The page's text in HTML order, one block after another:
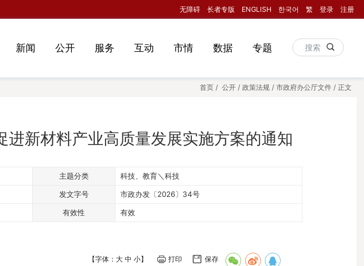
无障碍 长者专版 ENGLISH 한국어 繁 登录 注册
新闻 公开 服务 互动 市情 数据 专题 搜索
首页 / 公开 / 政策法规 / 市政府办公厅文件 / 正文
新材料产业高质量发展实施方案的通知
主题分类
科技、教育＼科技
发文字号
市政办发〔2026〕34号
有效性 有效
【字体： 大 中 小】 打印 保存